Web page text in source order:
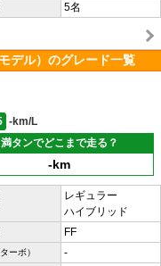
5名
デル）のグレード一覧
-km/L
満タンでどこまで走る？
-km
レギュラー
ハイブリッド
FF
ーボ） -